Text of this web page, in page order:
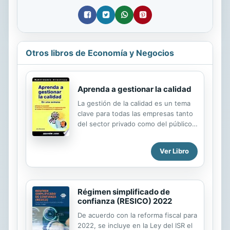
Otros libros de Economía y Negocios
Aprenda a gestionar la calidad
La gestión de la calidad es un tema
clave para todas las empresas tanto
del sector privado como del público.
distinto o de seguir las últimas
tendencias añade confusión. Este
de la gestión integral de la calidad.
Ver Libro
Régimen simplificado de
confianza (RESICO) 2022
De acuerdo con la reforma fiscal para
2022, se incluye en la Ley del ISR el